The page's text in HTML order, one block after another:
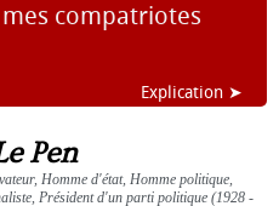
compatriotes
Explication ➤
Pen
Homme d'état, Homme politique,
Président d'un parti politique (1928 -